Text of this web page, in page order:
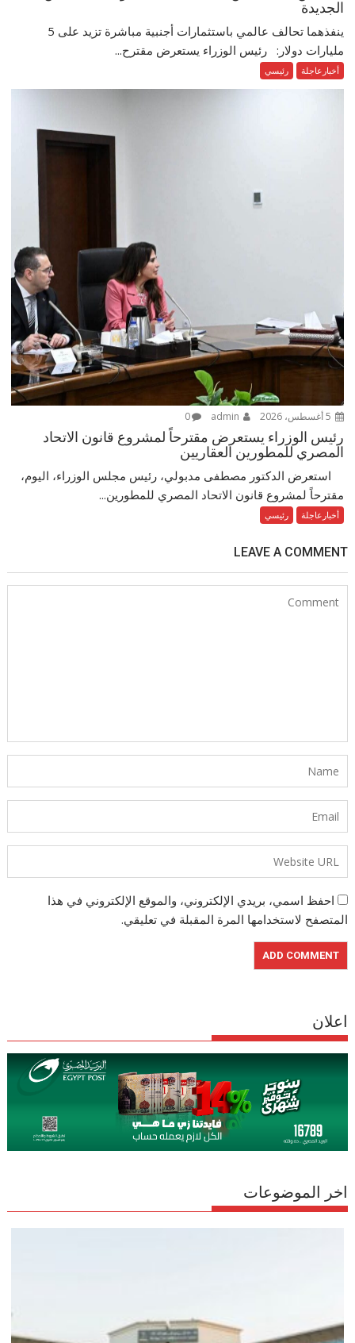
الجديدة
ينفذهما تحالف عالمي باستثمارات أجنبية مباشرة تزيد على 5
مليارات دولار: رئيس الوزراء يستعرض مقترح...
أخبارعاجلة رئيسي
0
رئيس الوزراء يستعرض مقترحاً لمشروع قانون الاتحاد
المصري للمطورين العقاريين
استعرض الدكتور مصطفى مدبولي، رئيس مجلس الوزراء، اليوم،
مقترحاً لمشروع قانون الاتحاد المصري للمطورين...
أخبارعاجلة رئيسي
LEAVE A COMMENT
احفظ اسمي، بريدي الإلكتروني، والموقع الإلكتروني في هذا
المتصفح لاستخدامها المرة المقبلة في تعليقي.
اعلان
اخر الموضوعات